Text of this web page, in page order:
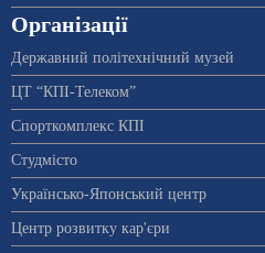
Організації
Державний політехнічний музей
ЦТ “КПІ-Телеком”
Спорткомплекс КПІ
Студмісто
Українсько-Японський центр
Центр розвитку кар'єри